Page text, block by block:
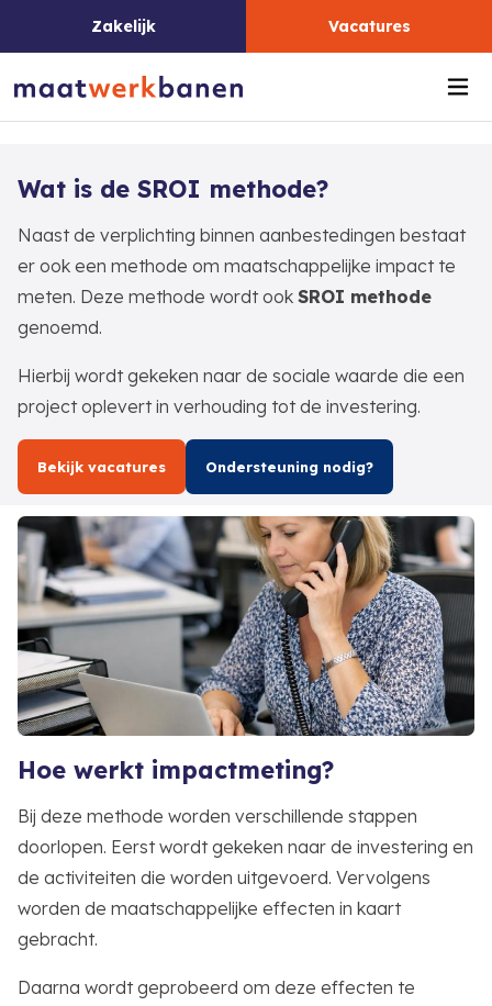
Zakelijk Vacatures
Wat is de SROI methode?
Naast de verplichting binnen aanbestedingen bestaat
er ook een methode om maatschappelijke impact te
meten. Deze methode wordt ook SROI methode
genoemd.
Hierbij wordt gekeken naar de sociale waarde die een
project oplevert in verhouding tot de investering.
Bekijk vacatures Ondersteuning nodig?
Hoe werkt impactmeting?
Bij deze methode worden verschillende stappen
doorlopen. Eerst wordt gekeken naar de investering en
de activiteiten die worden uitgevoerd. Vervolgens
worden de maatschappelijke effecten in kaart
gebracht.
Daarna wordt geprobeerd om deze effecten te